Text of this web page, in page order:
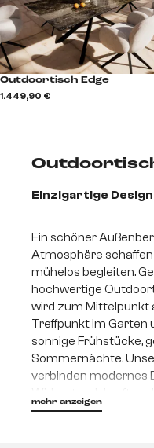
Outdoortisch Edge
1.449,90 €
Einzigartige
Ein schöner
Atmosphäre
mühelos begleiten.
hochwertige
wird zum Mittelpunkt
Treffpunkt im Garten
sonnige Frühstücke,
Sommernächte.
verbinden modernes
Schönheit und
mehr anzeigen